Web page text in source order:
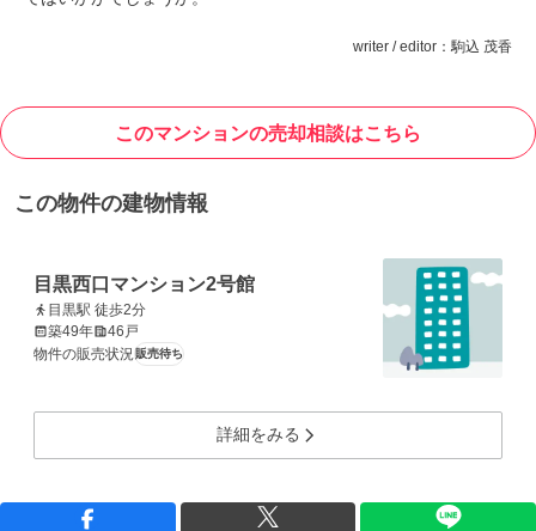
writer / editor：駒込 茂香
このマンションの売却相談はこちら
この物件の建物情報
目黒西口マンション2号館
目黒駅 徒歩2分
築49年
46戸
物件の販売状況 販売待ち
詳細をみる